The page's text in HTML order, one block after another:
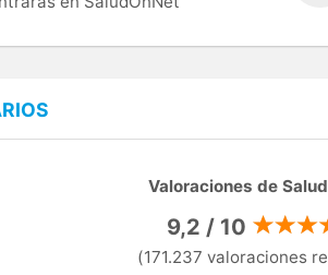
Valoraciones de
9,2 / 10
(171.237 valoraciones